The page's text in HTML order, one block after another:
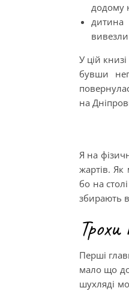
додому
дитина
вивезли
У цій
бувши
на
Я на
жартів.
бо на
збирають
Перші
мало що
шухляді